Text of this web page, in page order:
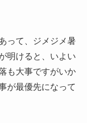
って、ジメジメ暑
明けると、いよい
も大事ですがいか
が最優先になって